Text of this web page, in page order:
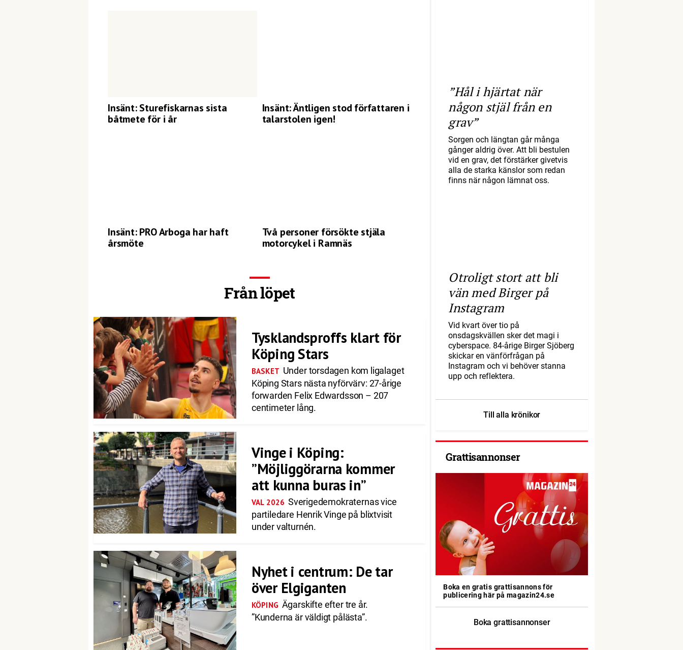
Insänt: Sturefiskarnas sista
båtmete för i år
Insänt: Äntligen stod författaren i
talarstolen igen!
Insänt: PRO Arboga har haft
årsmöte
Två personer försökte stjäla
motorcykel i Ramnäs
Från löpet
Tysklandsproffs klart för
Köping Stars
BASKET Under torsdagen kom ligalaget
Köping Stars nästa nyförvärv: 27-årige
forwarden Felix Edwardsson – 207
centimeter lång.
Vinge i Köping:
”Möjliggörarna kommer
att kunna buras in”
VAL 2026 Sverigedemokraternas vice
partiledare Henrik Vinge på blixtvisit
under valturnén.
Nyhet i centrum: De tar
över Elgiganten
KÖPING Ägarskifte efter tre år.
”Kunderna är väldigt pålästa”.
”Hål i hjärtat när
någon stjäl från en
grav”
Sorgen och längtan går många
gånger aldrig över. Att bli bestulen
vid en grav, det förstärker givetvis
alla de starka känslor som redan
finns när någon lämnat oss.
Otroligt stort att bli
vän med Birger på
Instagram
Vid kvart över tio på
onsdagskvällen sker det magi i
cyberspace. 84-årige Birger Sjöberg
skickar en vänförfrågan på
Instagram och vi behöver stanna
upp och reflektera.
Till alla krönikor
Grattisannonser
Boka en gratis grattisannons för
publicering här på magazin24.se
Boka grattisannonser